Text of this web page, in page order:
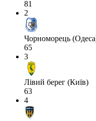
81
2
Чорноморець
65
3
Лівий берег (Київ)
63
4